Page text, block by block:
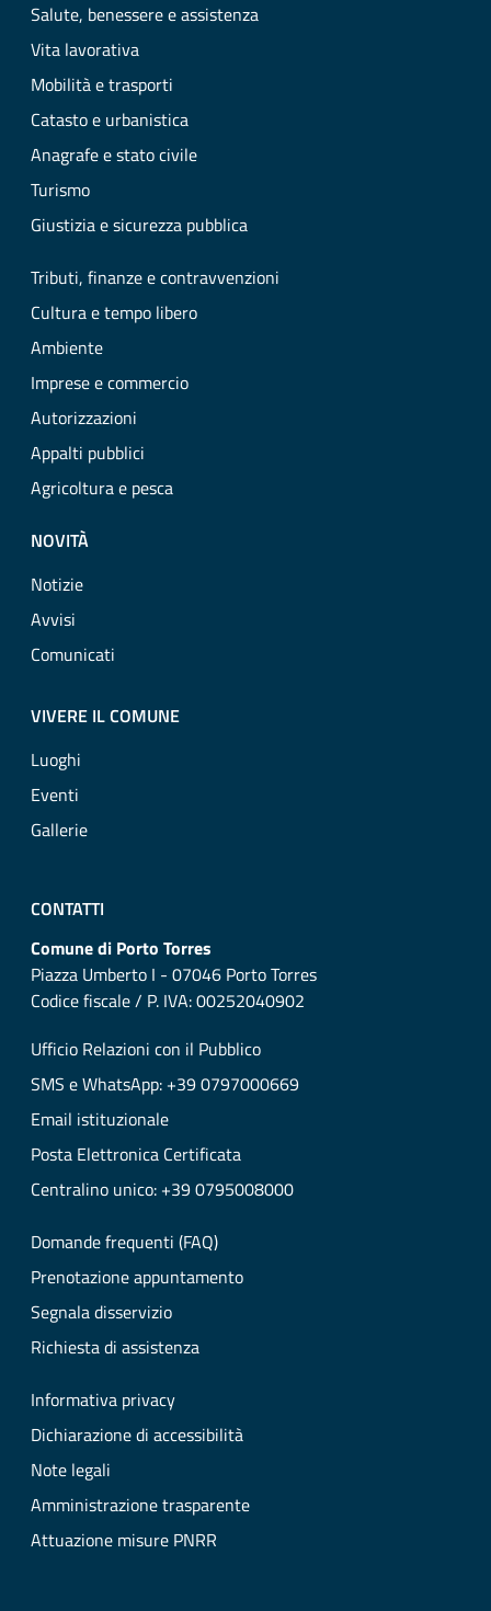
Salute, benessere e assistenza
Vita lavorativa
Mobilità e trasporti
Catasto e urbanistica
Anagrafe e stato civile
Turismo
Giustizia e sicurezza pubblica
Tributi, finanze e contravvenzioni
Cultura e tempo libero
Ambiente
Imprese e commercio
Autorizzazioni
Appalti pubblici
Agricoltura e pesca
NOVITÀ
Notizie
Avvisi
Comunicati
VIVERE IL COMUNE
Luoghi
Eventi
Gallerie
CONTATTI
Comune di Porto Torres
Piazza Umberto I - 07046 Porto Torres
Codice fiscale / P. IVA: 00252040902
Ufficio Relazioni con il Pubblico
SMS e WhatsApp: +39 0797000669
Email istituzionale
Posta Elettronica Certificata
Centralino unico: +39 0795008000
Domande frequenti (FAQ)
Prenotazione appuntamento
Segnala disservizio
Richiesta di assistenza
Informativa privacy
Dichiarazione di accessibilità
Note legali
Amministrazione trasparente
Attuazione misure PNRR